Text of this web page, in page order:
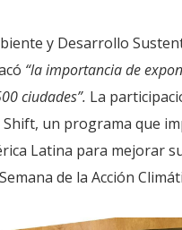
y Desarrollo
“la importancia de
ciudades”. La
un programa que
Latina para mejorar
de la Acción